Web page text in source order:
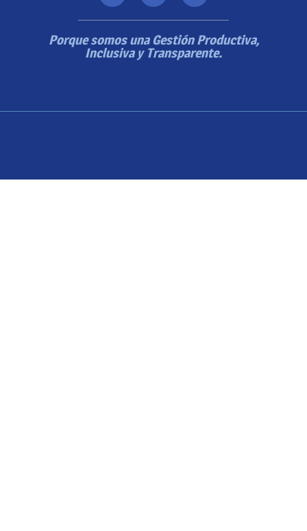
Porque somos una Gestión Productiva,
Inclusiva y Transparente.